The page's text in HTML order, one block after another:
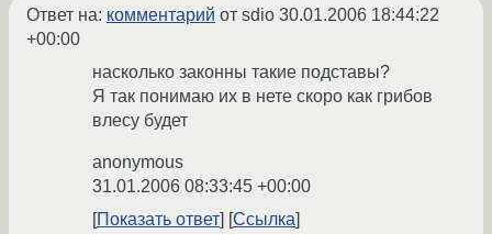
Ответ на: комментарий от sdio 30.01.2006 18:44:22
+00:00
насколько законны такие подставы?
Я так понимаю их в нете скоро как грибов
влесу будет
anonymous
31.01.2006 08:33:45 +00:00
Показать ответ
Ссылка